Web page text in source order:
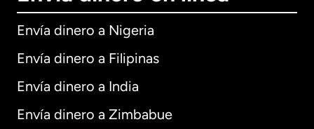
Envía dinero a Nigeria
Envía dinero a Filipinas
Envía dinero a India
Envía dinero a Zimbabue